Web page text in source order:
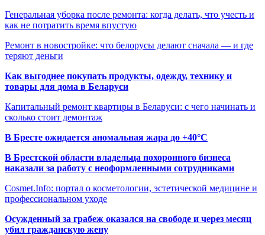
Генеральная уборка после ремонта: когда делать, что учесть и
как не потратить время впустую
Ремонт в новостройке: что белорусы делают сначала — и где
теряют деньги
Как выгоднее покупать продукты, одежду, технику и
товары для дома в Беларуси
Капитальный ремонт квартиры в Беларуси: с чего начинать и
сколько стоит демонтаж
В Бресте ожидается аномальная жара до +40°C
В Брестской области владельца похоронного бизнеса
наказали за работу с неоформленными сотрудниками
Cosmet.Info: портал о косметологии, эстетической медицине и
профессиональном уходе
Осужденный за грабеж оказался на свободе и через месяц
убил гражданскую жену